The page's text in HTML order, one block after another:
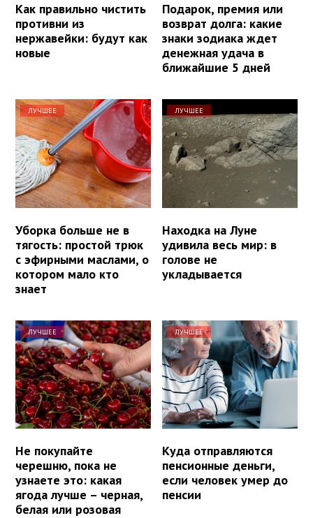
Как правильно чистить
противни из
нержавейки: будут как
новые
Подарок, премия или
возврат долга: какие
знаки зодиака ждет
денежная удача в
ближайшие 5 дней
ЛУЧШЕЕ
Уборка больше не в
тягость: простой трюк
с эфирными маслами, о
котором мало кто
знает
ЛУЧШЕЕ
Находка на Луне
удивила весь мир: в
голове не
укладывается
ЛУЧШЕЕ
Не покупайте
черешню, пока не
узнаете это: какая
ягода лучше – черная,
белая или розовая
ЛУЧШЕЕ
Куда отправляются
пенсионные деньги,
если человек умер до
пенсии